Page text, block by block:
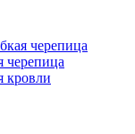
черепица
черепица
кровли